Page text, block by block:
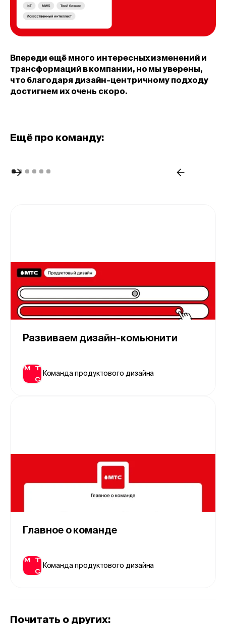
Впереди ещё много интересных изменений и
трансформаций в компании, но мы уверены,
что благодаря дизайн-центричному подходу
достигнем их очень скоро.
Eщё про команду:
Развиваем дизайн-комьюнити
Команда продуктового дизайна
Главное о команде
Команда продуктового дизайна
Почитать о других: